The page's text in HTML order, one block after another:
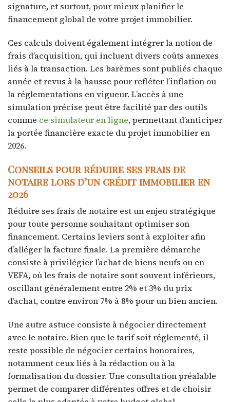
signature, et surtout, pour mieux planifier le
financement global de votre projet immobilier.
Ces calculs doivent également intégrer la notion de
frais d’acquisition, qui incluent divers coûts annexes
liés à la transaction. Les barèmes sont publiés chaque
année et revus à la hausse pour refléter l’inflation ou
la réglementations en vigueur. L’accès à une
simulation précise peut être facilité par des outils
comme ce simulateur en ligne, permettant d’anticiper
la portée financière exacte du projet immobilier en
2026.
Conseils pour réduire ses frais de
notaire lors d’un crédit immobilier en
2026
Réduire ses frais de notaire est un enjeu stratégique
pour toute personne souhaitant optimiser son
financement. Certains leviers sont à exploiter afin
d’alléger la facture finale. La première démarche
consiste à privilégier l’achat de biens neufs ou en
VEFA, où les frais de notaire sont souvent inférieurs,
oscillant généralement entre 2% et 3% du prix
d’achat, contre environ 7% à 8% pour un bien ancien.
Une autre astuce consiste à négocier directement
avec le notaire. Bien que le tarif soit réglementé, il
reste possible de négocier certains honoraires,
notamment ceux liés à la rédaction ou à la
formalisation du dossier. Une consultation préalable
permet de comparer différentes offres et de choisir